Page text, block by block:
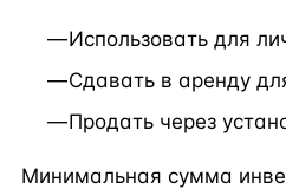
Использовать для
Сдавать в аренду
Продать через
Минимальная сумма